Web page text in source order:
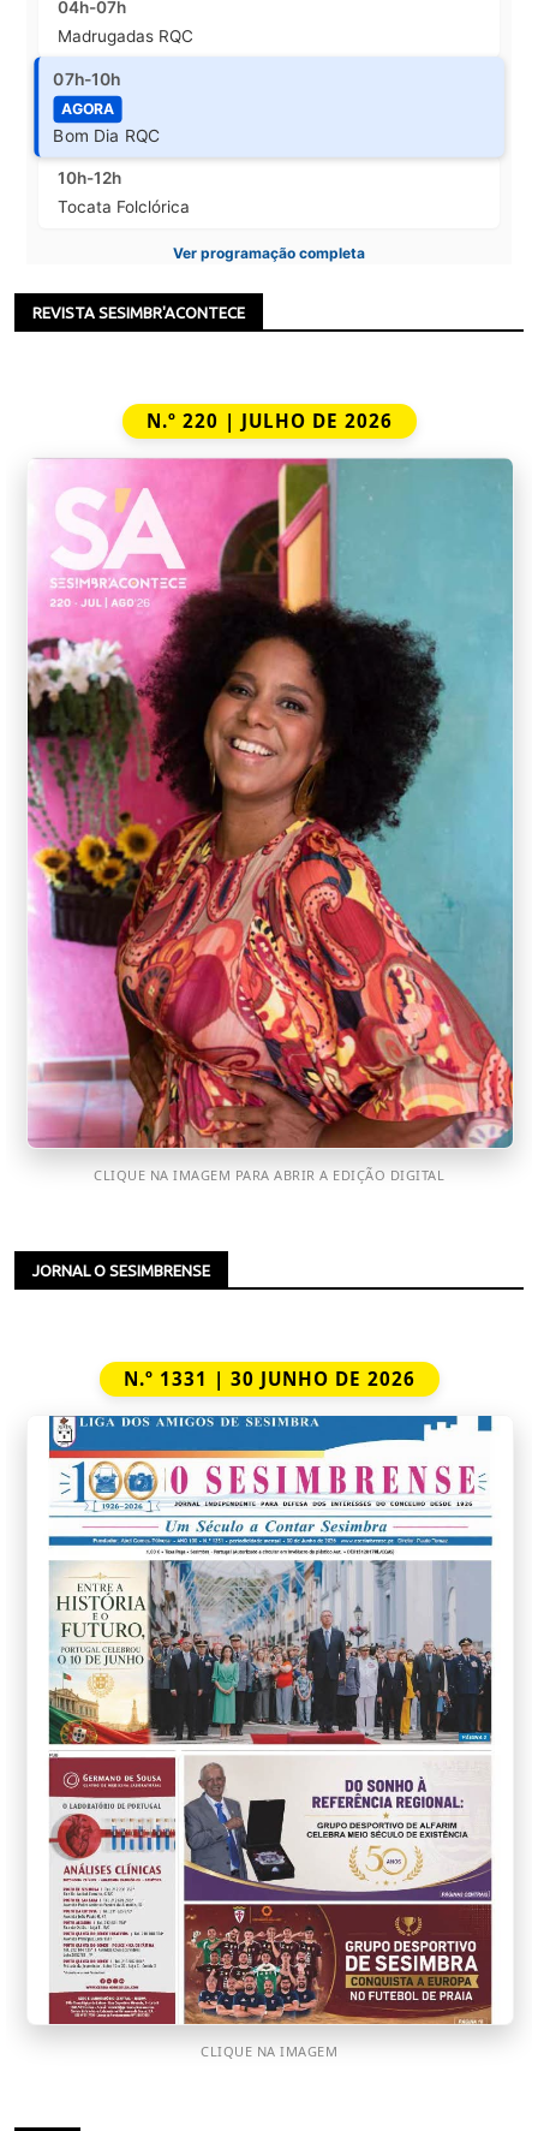
04h-07h
Madrugadas RQC
07h-10h
AGORA
Bom Dia RQC
10h-12h
Tocata Folclórica
Ver programação completa
REVISTA SESIMBR'ACONTECE
N.º 220 | JULHO DE 2026
CLIQUE NA IMAGEM PARA ABRIR A EDIÇÃO DIGITAL
JORNAL O SESIMBRENSE
N.º 1331 | 30 JUNHO DE 2026
CLIQUE NA IMAGEM